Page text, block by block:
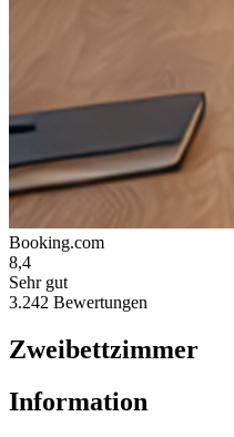
Booking.com
8,4
Sehr gut
3.242 Bewertungen
Zweibettzimmer
Information